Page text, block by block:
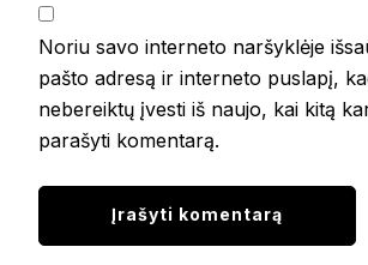
Noriu savo interneto naršyklėje
pašto adresą ir interneto puslapį,
nebereiktų įvesti iš naujo, kai kitą
parašyti komentarą.